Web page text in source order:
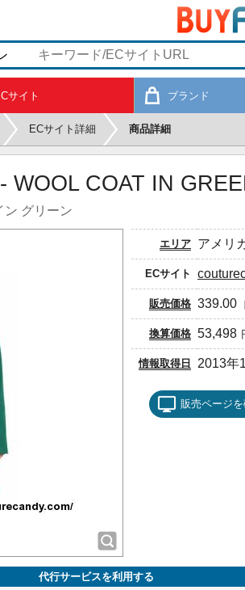
サイト ブランド
ECサイト詳細 商品詳細
WOOL COAT IN
ン グリーン
エリア アメリ
ECサイト
販売価格 339.00
換算価格 53,498
情報取得日 2013年
販売ページ
代行サービスを利用する